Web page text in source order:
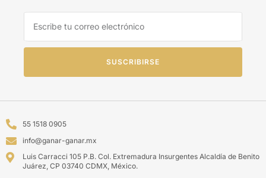
SUSCRIBIRSE
55 1518 0905
info@ganar-ganar.mx
Luis Carracci 105 P.B. Col. Extremadura Insurgentes Alcaldía de Benito
Juárez, CP 03740 CDMX, México.